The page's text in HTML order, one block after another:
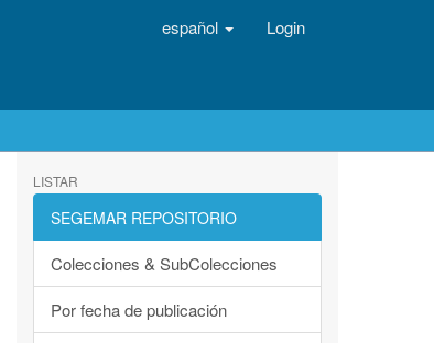
español Login
LISTAR
SEGEMAR REPOSITORIO
Colecciones & SubColecciones
Por fecha de publicación